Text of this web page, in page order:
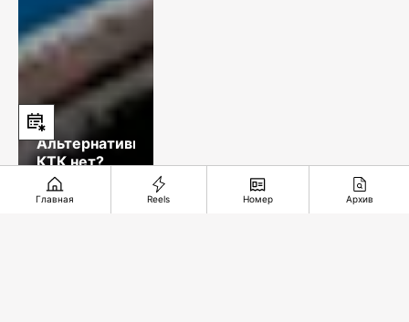
Альтернативы
КТК нет?
Главная Reels Номер Архив